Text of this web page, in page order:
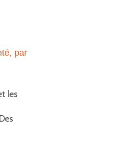
par
les